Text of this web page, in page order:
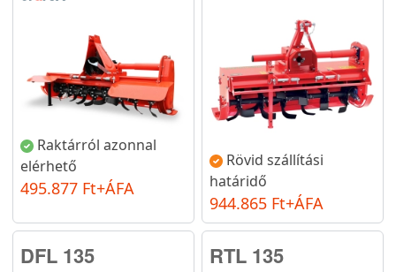
Raktárról azonnal
elérhető
495.877 Ft+ÁFA
Rövid szállítási
határidő
944.865 Ft+ÁFA
DFL 135 RTL 135